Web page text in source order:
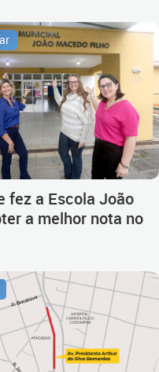
fez a Escola João
a melhor nota no